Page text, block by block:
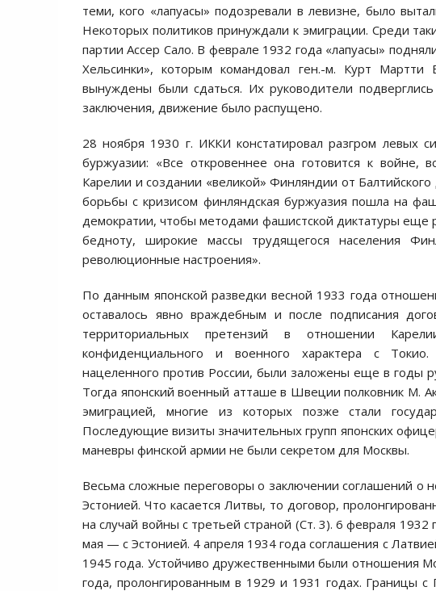
теми, кого «лапуасы» подозревали в левизне, было
Некоторых политиков принуждали к эмиграции. Среди
партии Ассер Сало. В феврале 1932 года «лапуасы»
Хельсинки», которым командовал ген.-м. Курт Мартти
вынуждены были сдаться. Их руководители
заключения, движение было распущено.
28 ноября 1930 г. ИККИ констатировал разгром левых
буржуазии: «Все откровеннее она готовится к войне,
Карелии и создании «великой» Финляндии от
борьбы с кризисом финляндская буржуазия пошла на
демократии, чтобы методами фашистской диктатуры еще
бедноту, широкие массы трудящегося населения
революционные настроения».
По данным японской разведки весной 1933 года
оставалось явно враждебным и после подписания
территориальных претензий в отношении
конфиденциального и военного характера с Токио.
нацеленного против России, были заложены еще в годы
Тогда японский военный атташе в Швеции полковник М.
эмиграцией, многие из которых позже стали
Последующие визиты значительных групп японских
маневры финской армии не были секретом для Москвы.
Весьма сложные переговоры о заключении соглашений о
Эстонией. Что касается Литвы, то договор,
на случай войны с третьей страной (Ст. 3). 6 февраля
мая — с Эстонией. 4 апреля 1934 года соглашения с
1945 года. Устойчиво дружественными были отношения
года, пролонгированным в 1929 и 1931 годах. Границы